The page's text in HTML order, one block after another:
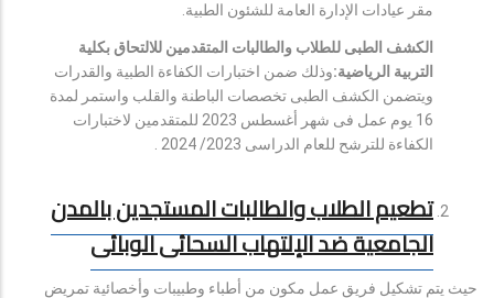
مقر عيادات الإدارة العامة للشئون الطبية.
الكشف الطبى للطلاب والطالبات المتقدمين للالتحاق بكلية
التربية الرياضية:وذلك ضمن اختبارات الكفاءة الطبية والقدرات
ويتضمن الكشف الطبى تخصصات الباطنة والقلب واستمر لمدة
16 يوم عمل فى شهر أغسطس 2023 للمتقدمين لاختبارات
الكفاءة للترشح للعام الدراسى 2023/ 2024 .
تطعيم الطلاب والطالبات المستجدين بالمدن
الجامعية ضد الإلتهاب السحائى الوبائى
حيث يتم تشكيل فريق عمل مكون من أطباء وطبيبات وأخصائية تمريض